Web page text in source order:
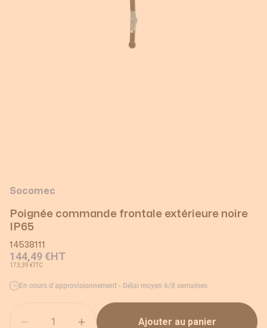
Socomec
Poignée commande frontale extérieure noire
IP65
14538111
144,49 €HT
173,39 €TTC
En cours d’approvisionnement - Délai moyen 6/8 semaines
Ajouter au panier